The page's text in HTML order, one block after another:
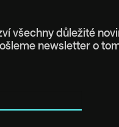
všechny důležité
newsletter o